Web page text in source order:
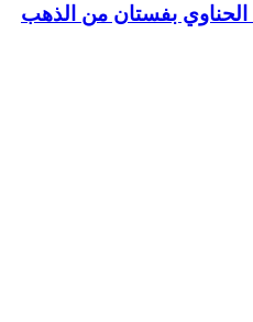
الحناوي بفستان من الذهب